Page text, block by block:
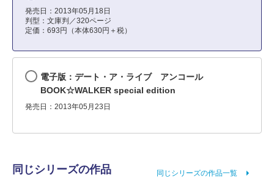
発売日：2013年05月18日
判型：文庫判／320ページ
定価：693円（本体630円＋税）
電子版：デート・ア・ライブ アンコール
BOOK☆WALKER special edition
発売日：2013年05月23日
同じシリーズの作品 同じシリーズの作品一覧